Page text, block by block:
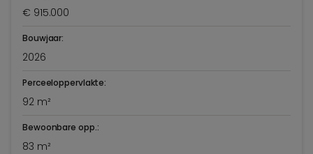
€ 915.000
Bouwjaar:
2026
Perceeloppervlakte:
92 m²
Bewoonbare opp.:
83 m²